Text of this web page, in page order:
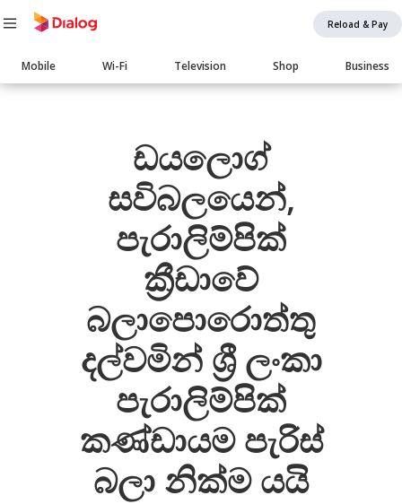
Reload & Pay
Main
navigation
Mobile Wi-Fi Television Shop Business
Body
ඩයලොග්
සවිබලයෙන්,
පැරාලිම්පික්
ක්‍රීඩාවේ
බලාපොරොත්තු
දල්වමින් ශ්‍රී ලංකා
පැරාලිම්පික්
කණ්ඩායම පැරිස්
බලා නික්ම යයි